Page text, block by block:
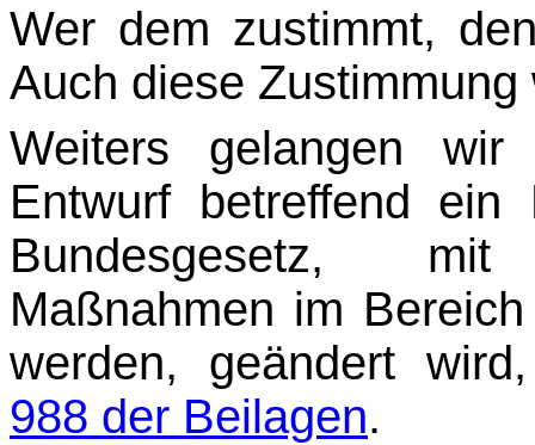
Wer dem zustimmt,
Auch diese
Weiters gelangen
Entwurf betreffend
Bundesgesetz,
Maßnahmen im
werden, geändert
988 der Beilagen.